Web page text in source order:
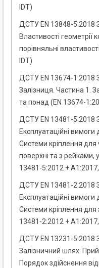
IDT)
ДСТУ EN 13848-5:2018
Властивості геометрії
порівняльні
IDT)
ДСТУ EN 13674-1:2018
Залізниця. Частина 1.
та понад (EN 13674-
ДСТУ EN 13481-5:2018
Експлуатаційні
Системи кріплення для
поверхні та з рейками,
13481-5:2012 +
ДСТУ EN 13481-2:2018
Експлуатаційні
Системи кріплення для
13481-2:2012 +
ДСТУ EN 13231-5:2018
Залізничний шлях.
Порядок здійснення